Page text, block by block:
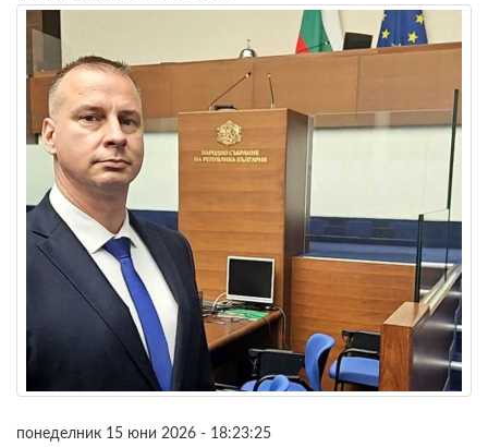
понеделник 15 юни 2026 - 18:23:25